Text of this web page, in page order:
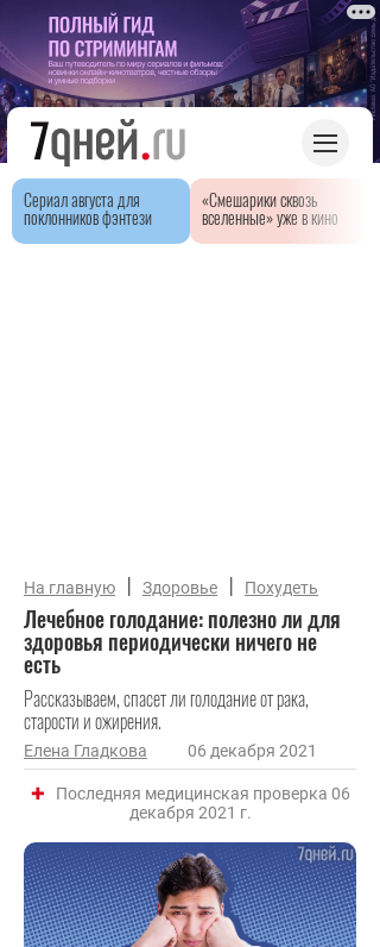
Сериал августа для
поклонников фэнтези
«Смешарики сквозь
вселенные» уже в кино
На главную | Здоровье | Похудеть
Лечебное голодание: полезно ли для
здоровья периодически ничего не
есть
Рассказываем, спасет ли голодание от рака,
старости и ожирения.
Елена Гладкова 06 декабря 2021
Последняя медицинская проверка 06
декабря 2021 г.